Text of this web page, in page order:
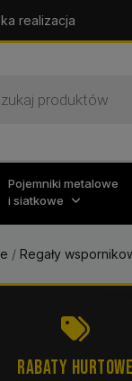
realizacja
Pojemniki metalowe
i siatkowe
/ Regały
RABATY HURTOWE